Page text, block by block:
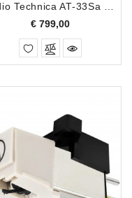
Audio Technica AT-33Sa Draaitafel Element
€ 799,00Prijs